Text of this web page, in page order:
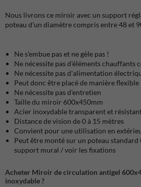
Nous livrons ce miroir avec un support
poteau d'un diamètre compris entre 48 et
Ne s'embue pas et ne gèle pas !
Ne nécessite pas d'éléments chauffants
Ne nécessite pas d'alimentation
Peut donc être placé de manière flexible
Ne nécessite pas d'entretien
Taille du miroir 600x450mm
Acier inoxydable transparent et
Distance de vision de 0 à 15 mètres
Convient pour une utilisation en
Peut être monté sur un poteau
support mural / voir les fixations
Acheter Miroir de circulation antigel
inoxydable ?